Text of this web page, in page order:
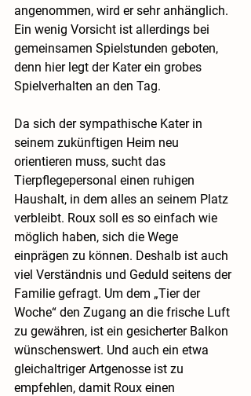
angenommen, wird er sehr anhänglich.
Ein wenig Vorsicht ist allerdings bei
gemeinsamen Spielstunden geboten,
denn hier legt der Kater ein grobes
Spielverhalten an den Tag.
Da sich der sympathische Kater in
seinem zukünftigen Heim neu
orientieren muss, sucht das
Tierpflegepersonal einen ruhigen
Haushalt, in dem alles an seinem Platz
verbleibt. Roux soll es so einfach wie
möglich haben, sich die Wege
einprägen zu können. Deshalb ist auch
viel Verständnis und Geduld seitens der
Familie gefragt. Um dem „Tier der
Woche“ den Zugang an die frische Luft
zu gewähren, ist ein gesicherter Balkon
wünschenswert. Und auch ein etwa
gleichaltriger Artgenosse ist zu
empfehlen, damit Roux einen